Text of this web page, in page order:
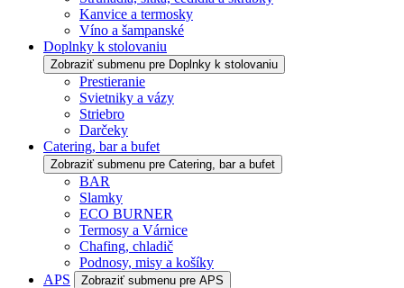
Kanvice a termosky
Víno a šampanské
Doplnky k stolovaniu
Zobraziť submenu pre Doplnky k stolovaniu
Prestieranie
Svietniky a vázy
Striebro
Darčeky
Catering, bar a bufet
Zobraziť submenu pre Catering, bar a bufet
BAR
Slamky
ECO BURNER
Termosy a Várnice
Chafing, chladič
Podnosy, misy a košíky
APS
Zobraziť submenu pre APS